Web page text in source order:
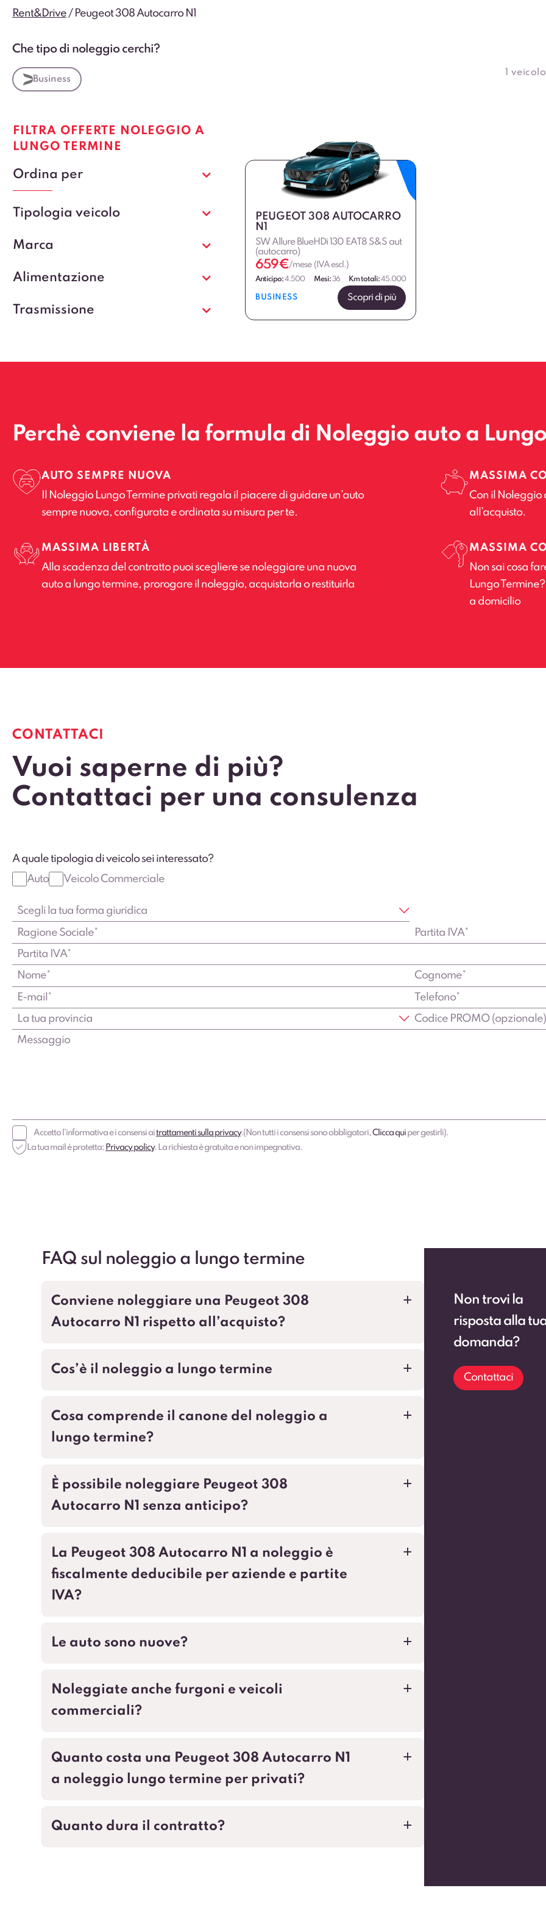
Rent&Drive / Peugeot 308 Autocarro N1
Che tipo di noleggio cerchi?
Business
1 veicolo
PEUGEOT 308 AUTOCARRO
N1
SW Allure BlueHDi 130 EAT8 S&S aut
(autocarro)
659€/mese (IVA escl.)
Anticipo:4.500 Mesi:36 Km totali:45.000
BUSINESS Scopri di più
FILTRA OFFERTE NOLEGGIO A
LUNGO TERMINE
Ordina per
Tipologia veicolo
Marca
Alimentazione
Trasmissione
Perchè conviene la formula di Noleggio auto a
AUTO SEMPRE NUOVA
Il Noleggio Lungo Termine privati regala il piacere di guidare un’auto
sempre nuova, configurata e ordinata su misura per te.
MASSIMA
Con il Noleggio
all’acquisto.
MASSIMA LIBERTÀ
Alla scadenza del contratto puoi scegliere se noleggiare una nuova
auto a lungo termine, prorogare il noleggio, acquistarla o restituirla
MASSIMA
Non sai cosa
Lungo
a domicilio
CONTATTACI
Vuoi saperne di più?
Contattaci per una consulenza
A quale tipologia di veicolo sei interessato?
Auto
Veicolo Commerciale
Accetto l'informativa e i consensi aitrattamenti sulla privacy.(Non tutti i consensi sono obbligatori,Clicca qui per gestirli).
La tua mail è protetta: Privacy policy. La richiesta è gratuita e non impegnativa.
FAQ sul noleggio a lungo termine
a
Conviene noleggiare una Peugeot 308
Autocarro N1 rispetto all’acquisto?
a
Cos’è il noleggio a lungo termine
a
Cosa comprende il canone del noleggio a
lungo termine?
a
È possibile noleggiare Peugeot 308
Autocarro N1 senza anticipo?
a
La Peugeot 308 Autocarro N1 a noleggio è
fiscalmente deducibile per aziende e partite
IVA?
a
Le auto sono nuove?
a
Noleggiate anche furgoni e veicoli
commerciali?
a
Quanto costa una Peugeot 308 Autocarro N1
a noleggio lungo termine per privati?
a
Quanto dura il contratto?
Non trovi la
risposta alla
domanda?
Contattaci